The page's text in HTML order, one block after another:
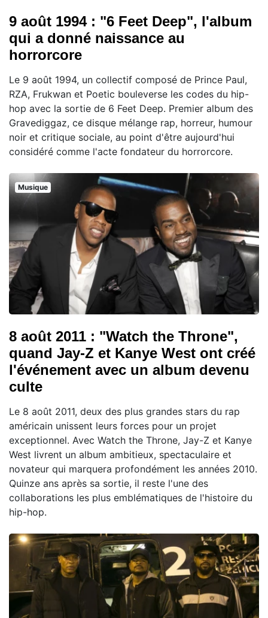
9 août 1994 : "6 Feet Deep", l'album
qui a donné naissance au
horrorcore
Le 9 août 1994, un collectif composé de Prince Paul,
RZA, Frukwan et Poetic bouleverse les codes du hip-
hop avec la sortie de 6 Feet Deep. Premier album des
Gravediggaz, ce disque mélange rap, horreur, humour
noir et critique sociale, au point d'être aujourd'hui
considéré comme l'acte fondateur du horrorcore.
Musique
8 août 2011 : "Watch the Throne",
quand Jay-Z et Kanye West ont créé
l'événement avec un album devenu
culte
Le 8 août 2011, deux des plus grandes stars du rap
américain unissent leurs forces pour un projet
exceptionnel. Avec Watch the Throne, Jay-Z et Kanye
West livrent un album ambitieux, spectaculaire et
novateur qui marquera profondément les années 2010.
Quinze ans après sa sortie, il reste l'une des
collaborations les plus emblématiques de l'histoire du
hip-hop.